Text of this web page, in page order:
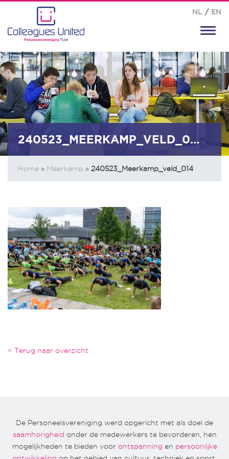
NL / EN
240523_MEERKAMP_VELD_014
Home » Meerkamp » 240523_Meerkamp_veld_014
< Terug naar overzicht
De Personeelsvereniging werd opgericht met als doel de
saamhorigheid onder de medewerkers te bevorderen, hen
mogelijkheden te bieden voor ontspanning en persoonlijke